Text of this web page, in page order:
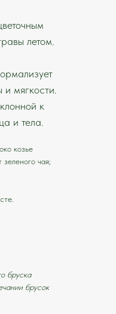
летом.
мягкости.
к
и тела.
козье
зеленого чая;
бруска
брусок